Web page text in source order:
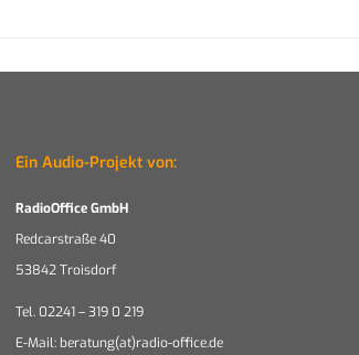
Ein Audio-Projekt von:
RadioOffice GmbH
Redcarstraße 40
53842 Troisdorf
Tel. 02241 – 319 0 219
E-Mail: beratung(at)radio-office.de